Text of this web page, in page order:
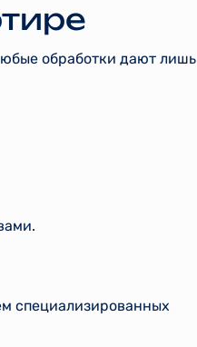
обработки дают лишь
специализированных